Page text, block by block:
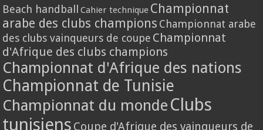
Beach handball Cahier technique Championnat
arabe des clubs champions Championnat arabe
des clubs vainqueurs de coupe Championnat
d'Afrique des clubs champions
Championnat d'Afrique des nations
Championnat de Tunisie
Championnat du monde Clubs
tunisiens Coupe d'Afrique des vainqueurs de